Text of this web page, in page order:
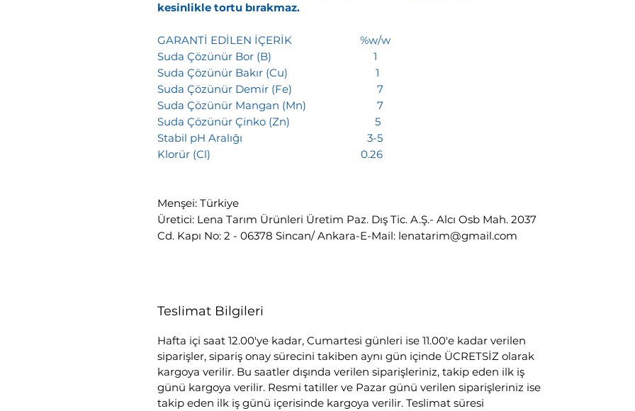
kesinlikle tortu bırakmaz.
GARANTİ EDİLEN İÇERİK %w/w
Suda Çözünür Bor (B) 1
Suda Çözünür Bakır (Cu) 1
Suda Çözünür Demir (Fe) 7
Suda Çözünür Mangan (Mn) 7
Suda Çözünür Çinko (Zn) 5
Stabil pH Aralığı 3-5
Klorür (Cl) 0.26
Menşei: Türkiye
Üretici: Lena Tarım Ürünleri Üretim Paz. Dış Tic. A.Ş.- Alcı Osb Mah. 2037
Cd. Kapı No: 2 - 06378 Sincan/ Ankara-E-Mail: lenatarim@gmail.com
Teslimat Bilgileri
Hafta içi saat 12.00'ye kadar, Cumartesi günleri ise 11.00'e kadar verilen
siparişler, sipariş onay sürecini takiben aynı gün içinde ÜCRETSİZ olarak
kargoya verilir. Bu saatler dışında verilen siparişleriniz, takip eden ilk iş
günü kargoya verilir. Resmi tatiller ve Pazar günü verilen siparişleriniz ise
takip eden ilk iş günü içerisinde kargoya verilir. Teslimat süresi